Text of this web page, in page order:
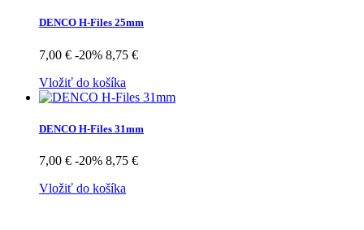
DENCO H-Files 25mm
7,00 € -20% 8,75 €
Vložiť do košíka
DENCO H-Files 31mm
7,00 € -20% 8,75 €
Vložiť do košíka